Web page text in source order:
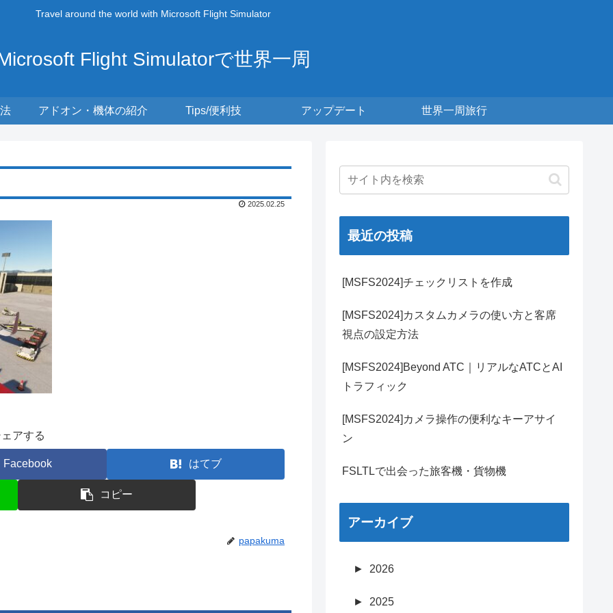
Travel around the world with Microsoft Flight Simulator
Flight Simulatorで世界一周
アドオン・機体の紹介 Tips/便利技 アップデート 世界一周旅行
2025.02.25
アする
Facebook はてブ
コピー
papakuma
最近の投稿
[MSFS2024]チェックリストを作成
[MSFS2024]カスタムカメラの使い方と客席
視点の設定方法
[MSFS2024]Beyond ATC｜リアルなATCとAI
トラフィック
[MSFS2024]カメラ操作の便利なキーアサイ
ン
FSLTLで出会った旅客機・貨物機
アーカイブ
► 2026
► 2025